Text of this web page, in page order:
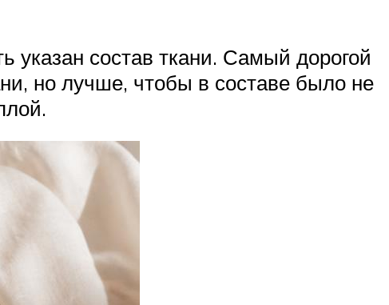
состав ткани. Самый дорогой
но лучше, чтобы в составе было не